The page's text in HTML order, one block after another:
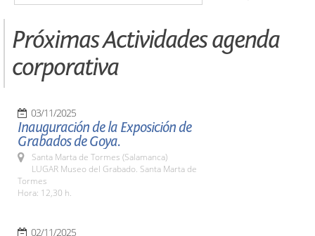
Próximas Actividades agenda
corporativa
03/11/2025
Inauguración de la Exposición de
Grabados de Goya.
Santa Marta de Tormes (Salamanca)
LUGAR Museo del Grabado. Santa Marta de
Tormes
Hora: 12,30 h.
02/11/2025